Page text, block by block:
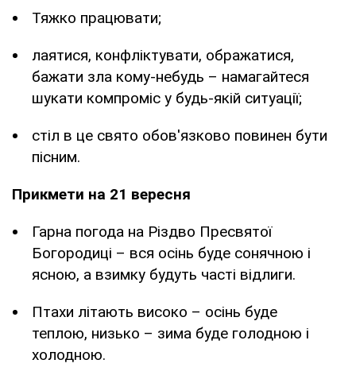
Тяжко працювати;
лаятися, конфліктувати, ображатися,
бажати зла кому-небудь – намагайтеся
шукати компроміс у будь-якій ситуації;
стіл в це свято обов'язково повинен бути
пісним.
Прикмети на 21 вересня
Гарна погода на Різдво Пресвятої
Богородиці – вся осінь буде сонячною і
ясною, а взимку будуть часті відлиги.
Птахи літають високо – осінь буде
теплою, низько – зима буде голодною і
холодною.